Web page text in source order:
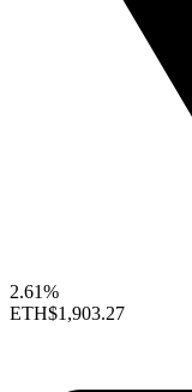
2.61%
ETH$1,903.27